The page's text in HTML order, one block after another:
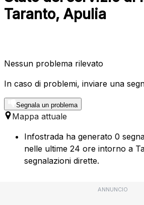
Taranto, Apulia
Nessun problema rilevato
In caso di problemi, inviare una
Segnala un problema
Mappa attuale
Infostrada ha generato 0
nelle ultime 24 ore intorno a
segnalazioni dirette.
ANNUNCIO